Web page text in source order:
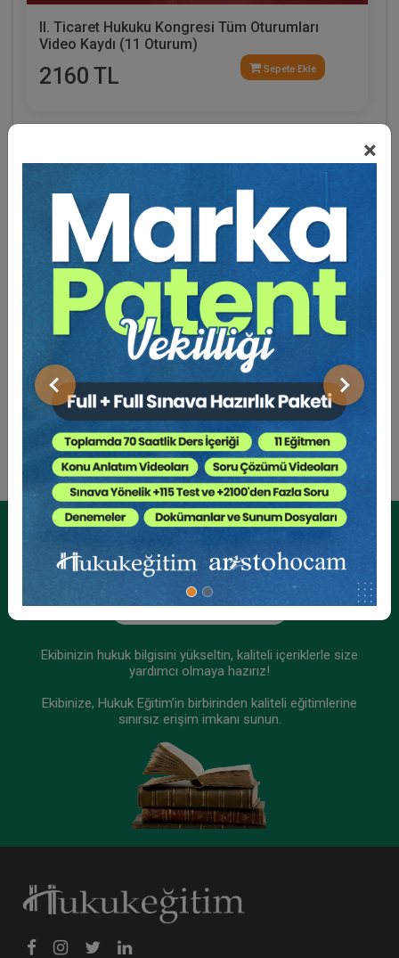
×
Önceki Sonraki
II. Ticaret Hukuku Kongresi Tüm Oturumları
Video Kaydı (11 Oturum)
2160 TL Sepete Ekle
Şirketler Hukuku - 5 - II. Ticaret Hukuku Kongresi
- X. Oturum Video Kaydı
360 TL Sepete Ekle
Tüketici Hukuku Enstitüsü
Fikri Mülkiyet Hukuku - II. Ticaret Hukuku
Kongresi - XI. Oturum Video Kaydı
Eğitmen Hakkında
Sosyal Medya
Kurumsal Üyelikler İçin
Kurumsal Teklif Alın
Ekibinizin hukuk bilgisini yükseltin, kaliteli içeriklerle size
yardımcı olmaya hazırız!
Ekibinize, Hukuk Eğitim’in birbirinden kaliteli eğitimlerine
sınırsız erişim imkanı sunun.